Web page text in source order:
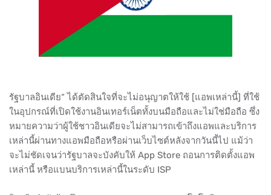
รัฐบาลอินเดีย“ ได้ตัดสินใจที่จะไม่อนุญาตให้ใช้ [แอพเหล่านี้] ที่ใช้
ในอุปกรณ์ที่เปิดใช้งานอินเทอร์เน็ตทั้งบนมือถือและไม่ใช่มือถือ ซึ่ง
หมายความว่าผู้ใช้ชาวอินเดียจะไม่สามารถเข้าถึงแอพและบริการ
เหล่านี้ผ่านทางแอพมือถือหรือผ่านเว็บไซต์หลังจากวันนี้ไป​ แม้ว่า
จะไม่ชัดเจนว่ารัฐบาลจะบังคับให้​ App​ Store​ ถอนการติดตั้งแอพ
เหล่านี้ หรือแบนบริการเหล่านี้ในระดับ ISP